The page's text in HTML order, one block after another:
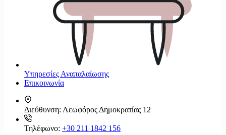
Υπηρεσίες Αναπαλαίωσης
Επικοινωνία
Διεύθυνση: Λεωφόρος Δημοκρατίας 12
Τηλέφωνο: +30 211 1842 156